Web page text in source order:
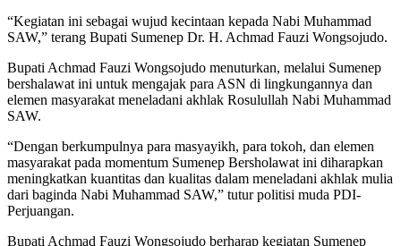
“Kegiatan ini sebagai wujud kecintaan kepada Nabi Muhammad
SAW,” terang Bupati Sumenep Dr. H. Achmad Fauzi Wongsojudo.
Bupati Achmad Fauzi Wongsojudo menuturkan, melalui Sumenep
bershalawat ini untuk mengajak para ASN di lingkungannya dan
elemen masyarakat meneladani akhlak Rosulullah Nabi Muhammad
SAW.
“Dengan berkumpulnya para masyayikh, para tokoh, dan elemen
masyarakat pada momentum Sumenep Bersholawat ini diharapkan
meningkatkan kuantitas dan kualitas dalam meneladani akhlak mulia
dari baginda Nabi Muhammad SAW,” tutur politisi muda PDI-
Perjuangan.
Bupati Achmad Fauzi Wongsojudo berharap kegiatan Sumenep